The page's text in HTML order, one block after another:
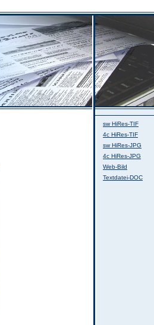
sw HiRes-TIF
4c HiRes-TIF
sw HiRes-JPG
4c HiRes-JPG
Web-Bild
Textdatei-DOC